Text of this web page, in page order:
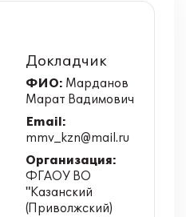
Докладчик
ФИО: Марданов
Марат Вадимович
Email:
mmv_kzn@mail.ru
Организация:
ФГАОУ ВО
"Казанский
(Приволжский)